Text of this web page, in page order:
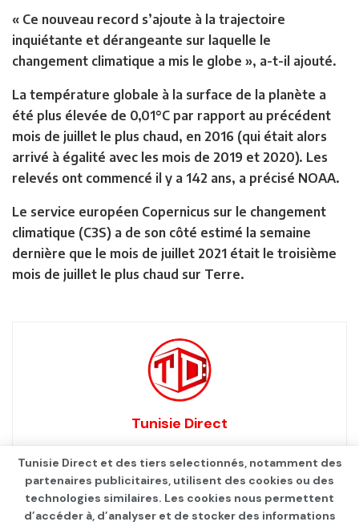
« Ce nouveau record s’ajoute à la trajectoire
inquiétante et dérangeante sur laquelle le
changement climatique a mis le globe », a-t-il ajouté.
La température globale à la surface de la planète a
été plus élevée de 0,01°C par rapport au précédent
mois de juillet le plus chaud, en 2016 (qui était alors
arrivé à égalité avec les mois de 2019 et 2020). Les
relevés ont commencé il y a 142 ans, a précisé NOAA.
Le service européen Copernicus sur le changement
climatique (C3S) a de son côté estimé la semaine
dernière que le mois de juillet 2021 était le troisième
mois de juillet le plus chaud sur Terre.
Tunisie Direct
Tunisie Direct et des tiers selectionnés, notamment des
partenaires publicitaires, utilisent des cookies ou des
technologies similaires. Les cookies nous permettent
d’accéder à, d’analyser et de stocker des informations